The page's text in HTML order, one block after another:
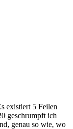
existiert 5 Feilen
geschrumpft ich
genau so wie, wo